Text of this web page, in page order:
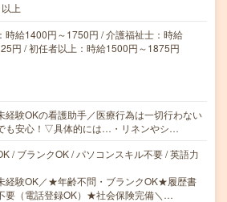
上
時給1400円～1750円 / 介護福祉士：時給
円 / 初任者以上：時給1500円～1875円
経験OKの看護助手／医療行為は一切行わない
も安心！▽具体的には…・リネンやシ…
/ ブランクOK / パソコンスキル不要 / 英語力
経験OK／★年齢不問・ブランクOK★履歴書
要（電話登録OK）★社会保険完備＼…